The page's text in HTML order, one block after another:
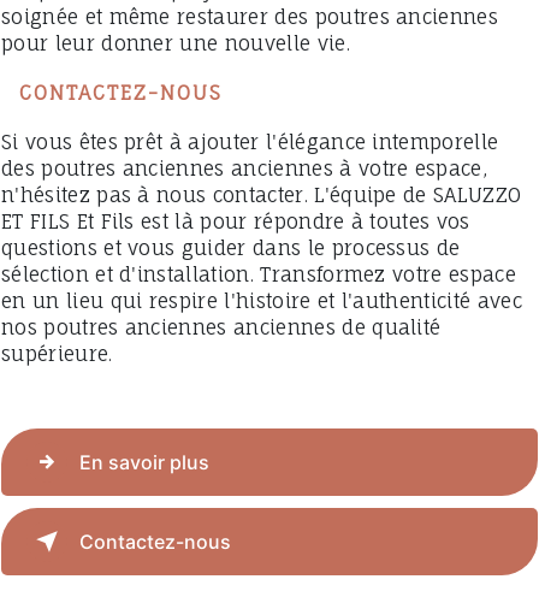
soignée et même restaurer des poutres anciennes
pour leur donner une nouvelle vie.
CONTACTEZ-NOUS
Si vous êtes prêt à ajouter l'élégance intemporelle
des poutres anciennes anciennes à votre espace,
n'hésitez pas à nous contacter. L'équipe de SALUZZO
ET FILS Et Fils est là pour répondre à toutes vos
questions et vous guider dans le processus de
sélection et d'installation. Transformez votre espace
en un lieu qui respire l'histoire et l'authenticité avec
nos poutres anciennes anciennes de qualité
supérieure.
En savoir plus
Contactez-nous